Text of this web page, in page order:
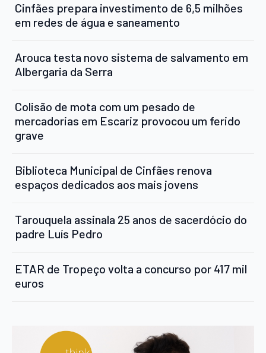
Cinfães prepara investimento de 6,5 milhões
em redes de água e saneamento
Arouca testa novo sistema de salvamento em
Albergaria da Serra
Colisão de mota com um pesado de
mercadorias em Escariz provocou um ferido
grave
Biblioteca Municipal de Cinfães renova
espaços dedicados aos mais jovens
Tarouquela assinala 25 anos de sacerdócio do
padre Luís Pedro
ETAR de Tropeço volta a concurso por 417 mil
euros